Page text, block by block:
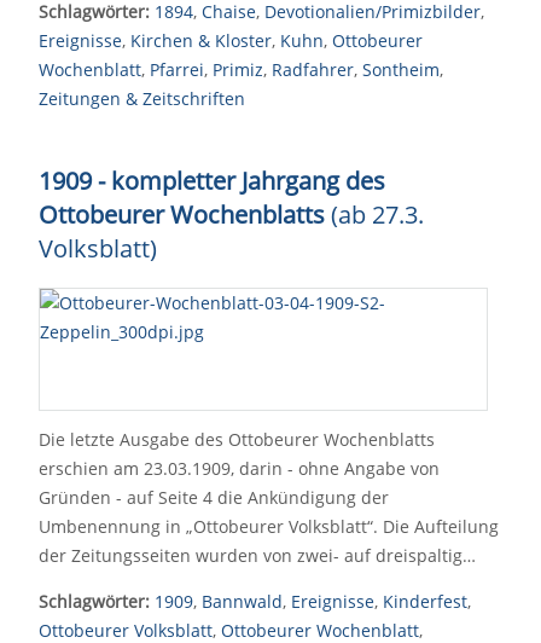
Schlagwörter: 1894, Chaise, Devotionalien/Primizbilder,
Ereignisse, Kirchen & Kloster, Kuhn, Ottobeurer
Wochenblatt, Pfarrei, Primiz, Radfahrer, Sontheim,
Zeitungen & Zeitschriften
1909 - kompletter Jahrgang des
Ottobeurer Wochenblatts(ab 27.3.
Volksblatt)
Die letzte Ausgabe des Ottobeurer Wochenblatts
erschien am 23.03.1909, darin - ohne Angabe von
Gründen - auf Seite 4 die Ankündigung der
Umbenennung in „Ottobeurer Volksblatt“. Die Aufteilung
der Zeitungsseiten wurden von zwei- auf dreispaltig…
Schlagwörter: 1909, Bannwald, Ereignisse, Kinderfest,
Ottobeurer Volksblatt, Ottobeurer Wochenblatt,